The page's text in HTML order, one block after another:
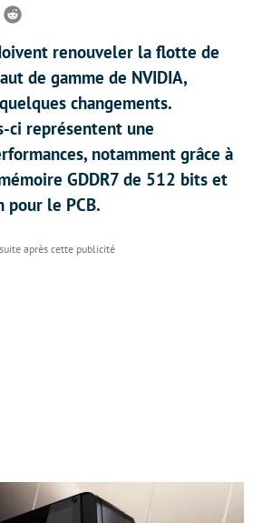
Reddit
renouveler la flotte de
de gamme de NVIDIA,
changements.
ci représentent une
notamment grâce à
GDDR7 de 512 bits et
pour le PCB.